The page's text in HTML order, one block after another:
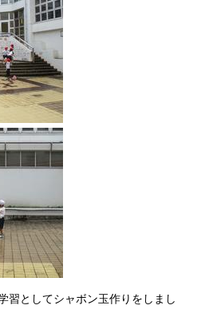
習としてシャボン玉作りをしまし